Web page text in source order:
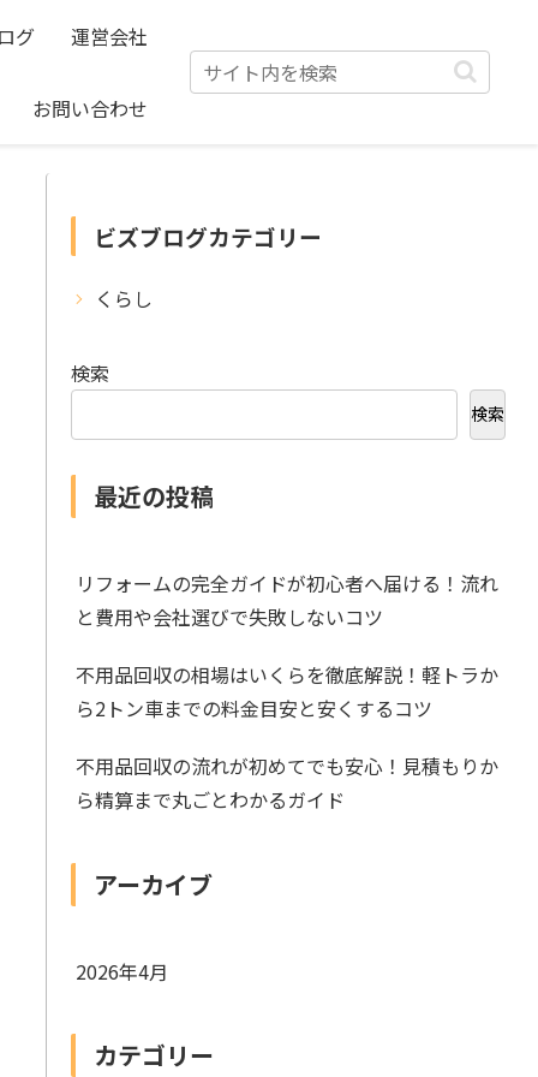
グ 運営会社
お問い合わせ
ビズブログカテゴリー
くらし
検索
検索
最近の投稿
リフォームの完全ガイドが初心者へ届ける！流れ
と費用や会社選びで失敗しないコツ
不用品回収の相場はいくらを徹底解説！軽トラか
ら2トン車までの料金目安と安くするコツ
不用品回収の流れが初めてでも安心！見積もりか
ら精算まで丸ごとわかるガイド
アーカイブ
2026年4月
カテゴリー